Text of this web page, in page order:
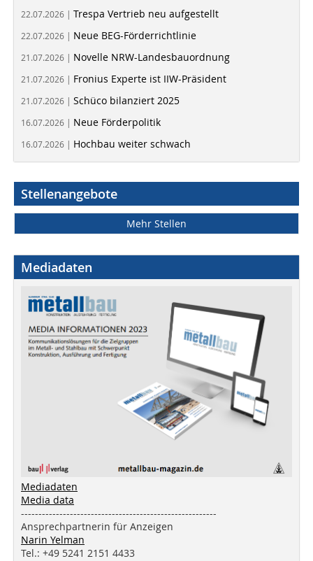
22.07.2026 | Trespa Vertrieb neu aufgestellt
22.07.2026 | Neue BEG-Förderrichtlinie
21.07.2026 | Novelle NRW-Landesbauordnung
21.07.2026 | Fronius Experte ist IIW-Präsident
21.07.2026 | Schüco bilanziert 2025
16.07.2026 | Neue Förderpolitik
16.07.2026 | Hochbau weiter schwach
Stellenangebote
Mehr Stellen
Mediadaten
Mediadaten
Media data
--------------------------------------------------------
Ansprechpartnerin für Anzeigen
Narin Yelman
Tel.: +49 5241 2151 4433